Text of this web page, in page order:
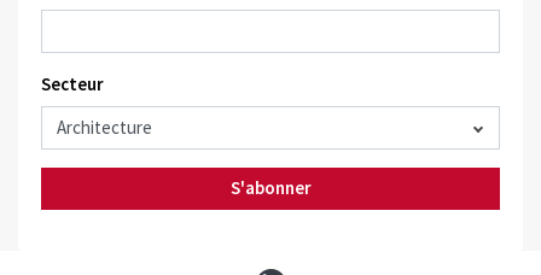
Secteur
S'abonner